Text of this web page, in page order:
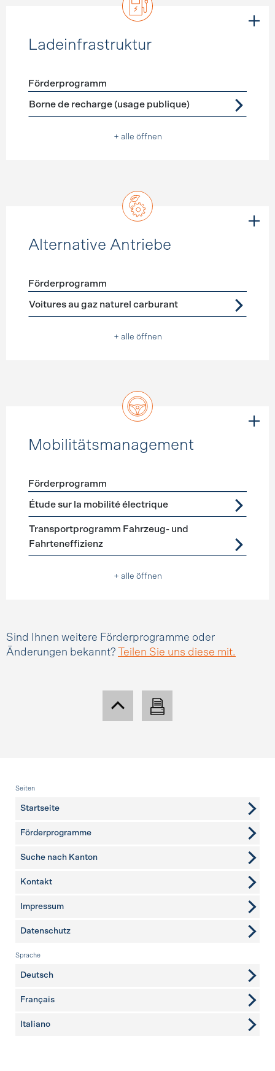
Ladeinfrastruktur
Förderprogramme Ladeinfrastruktur
Förderprogramm
Borne de recharge (usage publique)
+ alle öffnen
Alternative Antriebe
Förderprogramme Alternative Antriebe
Förderprogramm
Voitures au gaz naturel carburant
+ alle öffnen
Mobilitätsmanagement
Förderprogramme Mobilitätsmanagement
Förderprogramm
Étude sur la mobilité électrique
Transportprogramm Fahrzeug- und
Fahrteneffizienz
+ alle öffnen
Sind Ihnen weitere Förderprogramme oder
Änderungen bekannt?
Teilen Sie uns diese mit.
Fusszeile
Seiten
Startseite
Förderprogramme
Suche nach Kanton
weitere Seiten
Kontakt
Impressum
Datenschutz
Sprache
Deutsch
Français
Italiano